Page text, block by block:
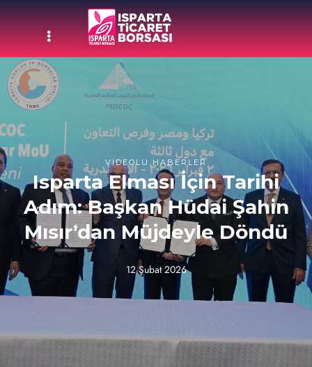
VIDEOLU HABERLER
Isparta Elması İçin Tarihi
Adım: Başkan Hüdai Şahin
Mısır’dan Müjdeyle Döndü
12 Şubat 2026